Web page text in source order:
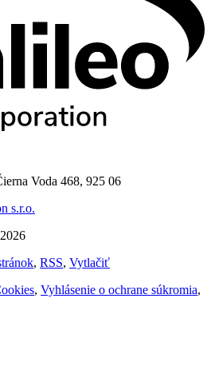
Voda 468, 925 06
s.r.o.
, RSS, Vytlačiť
, Vyhlásenie o ochrane súkromia,